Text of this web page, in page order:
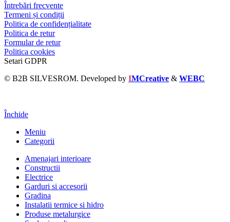
Întrebări frecvente
Termeni și condiții
Politica de confidențialitate
Politica de retur
Formular de retur
Politica cookies
Setari GDPR
© B2B SILVESROM. Developed by IMCreative & WEBC
Închide
Meniu
Categorii
Amenajari interioare
Constructii
Electrice
Garduri si accesorii
Gradina
Instalatii termice si hidro
Produse metalurgice